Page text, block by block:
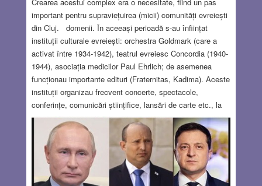
Crearea acestui complex era o necesitate, fiind un pas
important pentru supraviețuirea (micii) comunități evreiești
din Cluj. domenii. În aceeași perioadă s-au înființat
instituții culturale evreiești: orchestra Goldmark (care a
activat între 1934-1942), teatrul evreiesc Concordia (1940-
1944), asociația medicilor Paul Ehrlich; de asemenea
funcționau importante edituri (Fraternitas, Kadima). Aceste
instituții organizau frecvent concerte, spectacole,
conferințe, comunicări științifice, lansări de carte etc., la
care participa un numeros public. adăpostească instituțiile
și manifestările culturale evreiești. Războiul, Holocaustul
şi comunismul nu au fost prielnice pentru înfiinţarea
acestei instituţii care avea să se realizeze după aproape
90 de ani.
Read more…